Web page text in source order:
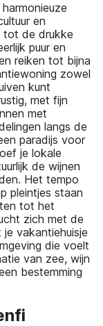
en
tot de drukke
puur en
reiken tot bijna
zowel
kunt
met fijn
met
langs de
paradijs voor
je lokale
de wijnen
Het tempo
pleintjes staan
tot het
zich met de
je vakantiehuisje
die voelt
van zee, wijn
bestemming